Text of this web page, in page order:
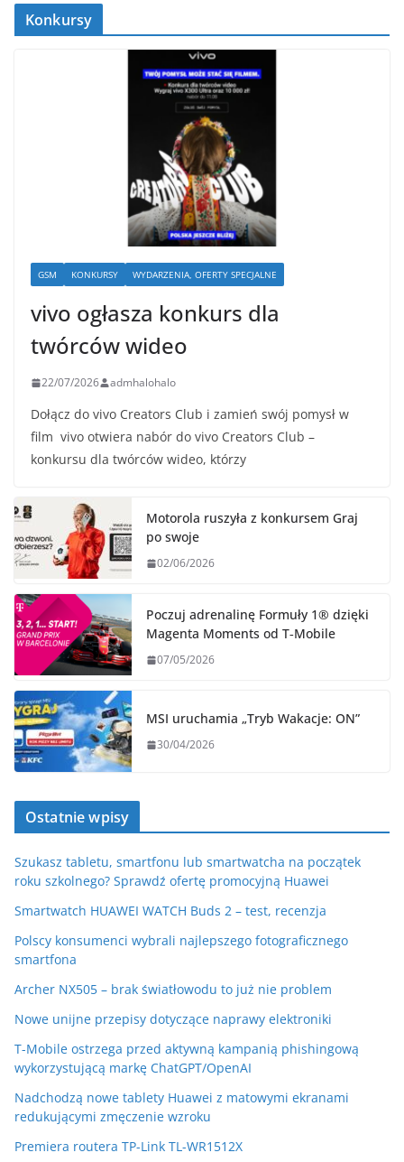
Konkursy
GSM KONKURSY WYDARZENIA, OFERTY SPECJALNE
vivo ogłasza konkurs dla
twórców wideo
22/07/2026 admhalohalo
Dołącz do vivo Creators Club i zamień swój pomysł w
film vivo otwiera nabór do vivo Creators Club –
konkursu dla twórców wideo, którzy
Motorola ruszyła z konkursem Graj
po swoje
02/06/2026
Poczuj adrenalinę Formuły 1® dzięki
Magenta Moments od T‑Mobile
07/05/2026
MSI uruchamia „Tryb Wakacje: ON”
30/04/2026
Ostatnie wpisy
Szukasz tabletu, smartfonu lub smartwatcha na początek
roku szkolnego? Sprawdź ofertę promocyjną Huawei
Smartwatch HUAWEI WATCH Buds 2 – test, recenzja
Polscy konsumenci wybrali najlepszego fotograficznego
smartfona
Archer NX505 – brak światłowodu to już nie problem
Nowe unijne przepisy dotyczące naprawy elektroniki
T-Mobile ostrzega przed aktywną kampanią phishingową
wykorzystującą markę ChatGPT/OpenAI
Nadchodzą nowe tablety Huawei z matowymi ekranami
redukującymi zmęczenie wzroku
Premiera routera TP-Link TL-WR1512X